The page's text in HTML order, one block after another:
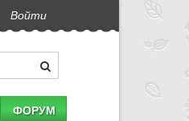
Войти
ФОРУМ